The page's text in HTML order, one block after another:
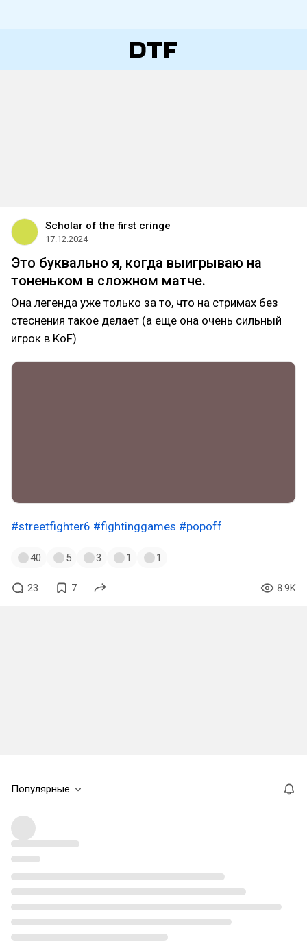
Scholar of the first cringe
17.12.2024
Это буквально я, когда выигрываю на
тоненьком в сложном матче.
Она легенда уже только за то, что на стримах без
стеснения такое делает (а еще она очень сильный
игрок в KoF)
#streetfighter6 #fightinggames #popoff
40 5 3 1 1
23 7 8.9K
Популярные